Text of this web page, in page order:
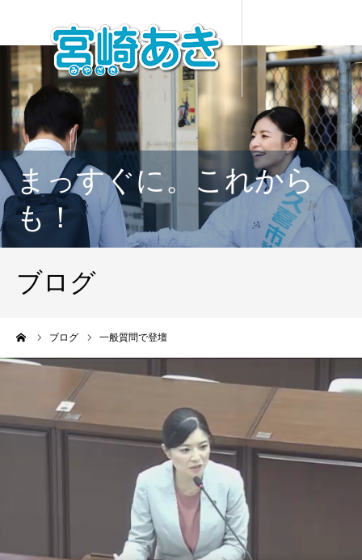
まっすぐに。これから
も！
ブログ
ブログ 一般質問で登壇